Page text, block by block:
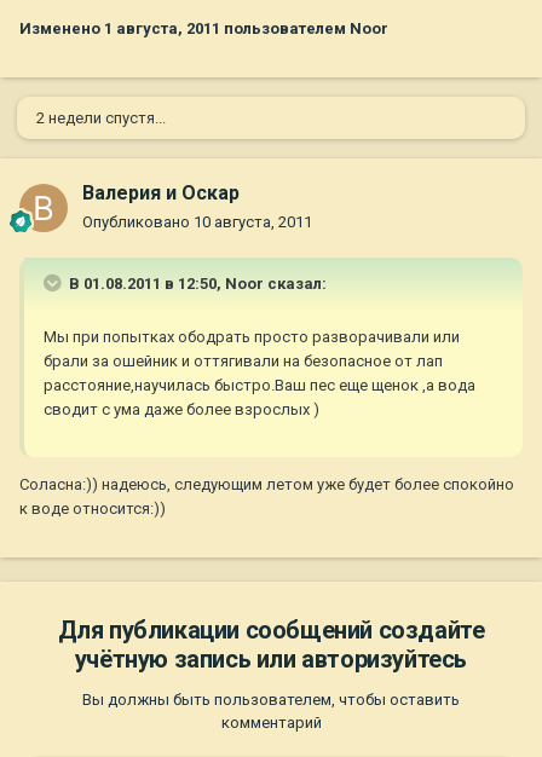
Изменено 1 августа, 2011 пользователем Noor
2 недели спустя...
Валерия и Оскар
Опубликовано 10 августа, 2011
В 01.08.2011 в 12:50, Noor сказал:
Мы при попытках ободрать просто разворачивали или
брали за ошейник и оттягивали на безопасное от лап
расстояние,научилась быстро.Ваш пес еще щенок ,а вода
сводит с ума даже более взрослых )
Соласна:)) надеюсь, следующим летом уже будет более спокойно
к воде относится:))
Для публикации сообщений создайте
учётную запись или авторизуйтесь
Вы должны быть пользователем, чтобы оставить
комментарий